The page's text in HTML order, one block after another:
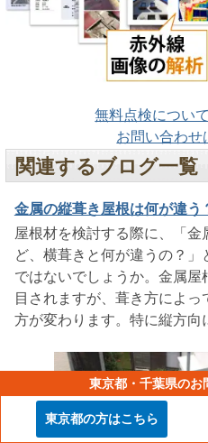
無料点検につい
お問い合わせ
関連するブログ一覧
金属の縦葺き屋根は何が違う
屋根材を検討する際に、「
ど、横葺きと何が違うの？
ではないでしょうか。金属
目されますが、葺き方によっ
方が変わります。特に縦方
東京都・千葉県のお
東京都の方はこちら